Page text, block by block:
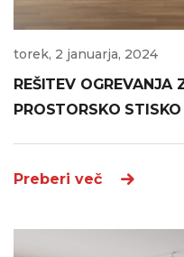
torek, 2 januarja, 2024
REŠITEV OGREVANJA
PROSTORSKO STISKO
Preberi več